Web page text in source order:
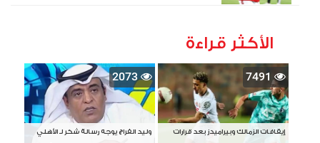
الأكثر قراءة
7491
إيقافات الزمالك وبيراميدز بعد قرارات
2073
وليد الفراج يوجه رسالة شكر لـ الأهلي